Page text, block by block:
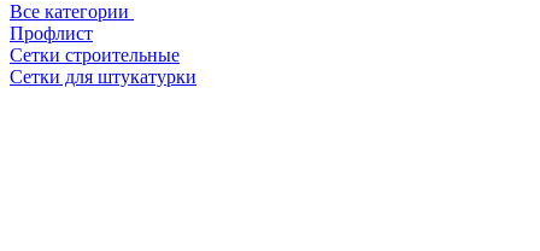
Все категории
Профлист
Сетки строительные
Сетки для штукатурки